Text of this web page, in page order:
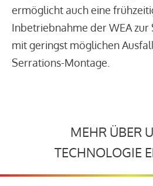
ermöglicht auch eine
Inbetriebnahme der WEA
mit geringst möglichen
Serrations-Montage.
MEHR ÜBER
TECHNOLOGIE